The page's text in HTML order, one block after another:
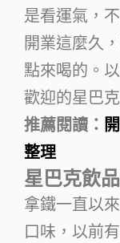
是看運氣，
開業這麼久
點來喝的。
歡迎的星巴
推薦閱讀：
整理
星巴克飲
拿鐵一直以
口味，以前